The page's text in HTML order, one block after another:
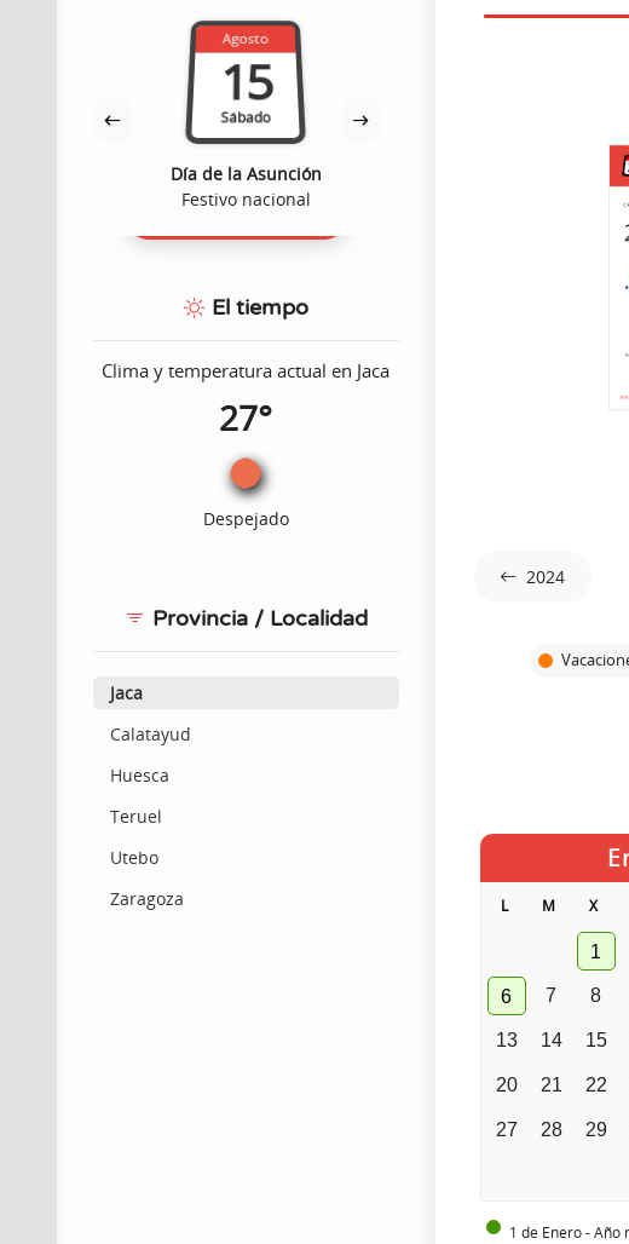
L M X
1
6 7 8
13 14 15
20 21 22
27 28 29
1 de Enero - Año
2024
Agosto
15
Sábado
Día de la Asunción
Festivo nacional
Fiesta Nacional Española
El tiempo
Clima y temperatura actual en Jaca
27°
Despejado
Provincia / Localidad
Jaca
Calatayud
Huesca
Teruel
Utebo
Zaragoza